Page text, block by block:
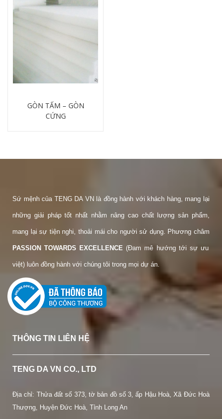
GÒN TẤM – GÒN
CỨNG
Sứ mệnh của TENG DA VN là đồng hành với khách hàng, mang lại
những giải pháp tốt nhất nhằm nâng cao chất lượng sản phẩm,
mang lại sự tiện nghi, thoải mái cho người sử dụng. Phương châm
PASSION TOWARDS EXCELLENCE (Đam mê hướng tới sự ưu
việt) luôn đồng hành với chúng tôi trong mọi dự án.
THÔNG TIN LIÊN HỆ
TENG DA VN CO., LTD
Địa chỉ: Thửa đất số 373, tờ bản đồ số 3, ấp Hậu Hoà, Xã Đức Hoà
Thượng, Huyện Đức Hoà, Tỉnh Long An